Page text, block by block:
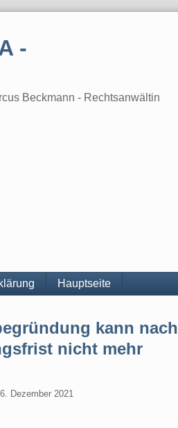
-
Beckmann - Rechtsanwältin
Hauptseite
kann nach
nicht mehr
Dezember 2021